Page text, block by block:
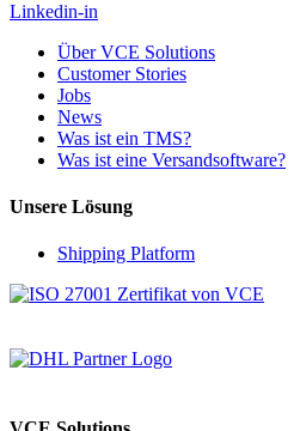
Linkedin-in
Über VCE Solutions
Customer Stories
Jobs
News
Was ist ein TMS?
Was ist eine Versandsoftware?
Unsere Lösung
Shipping Platform